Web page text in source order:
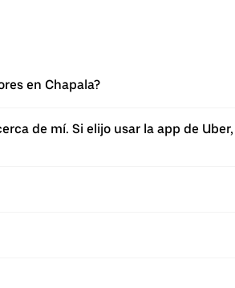
en Chapala?
de mí. Si elijo usar la app de Uber,